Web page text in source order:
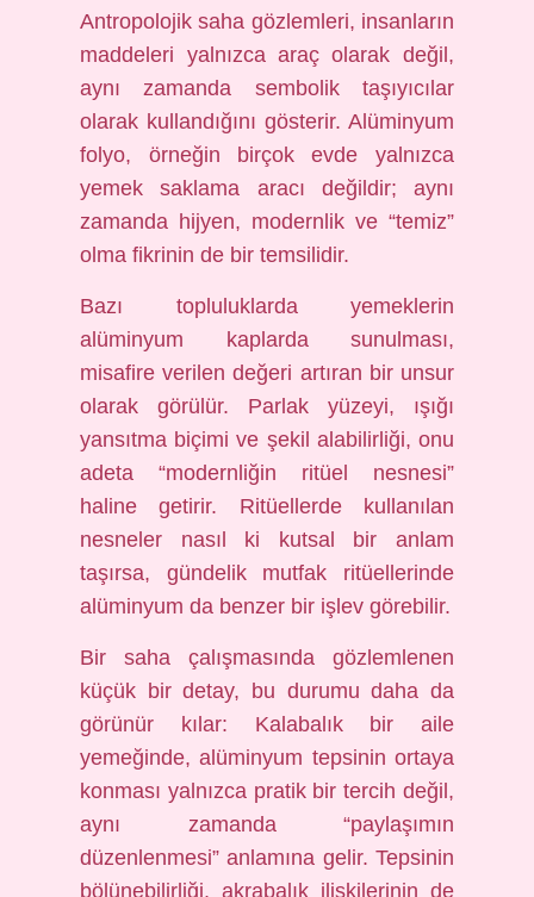
Antropolojik saha gözlemleri, insanların
maddeleri yalnızca araç olarak değil,
aynı zamanda sembolik taşıyıcılar
olarak kullandığını gösterir. Alüminyum
folyo, örneğin birçok evde yalnızca
yemek saklama aracı değildir; aynı
zamanda hijyen, modernlik ve “temiz”
olma fikrinin de bir temsilidir.
Bazı topluluklarda yemeklerin
alüminyum kaplarda sunulması,
misafire verilen değeri artıran bir unsur
olarak görülür. Parlak yüzeyi, ışığı
yansıtma biçimi ve şekil alabilirliği, onu
adeta “modernliğin ritüel nesnesi”
haline getirir. Ritüellerde kullanılan
nesneler nasıl ki kutsal bir anlam
taşırsa, gündelik mutfak ritüellerinde
alüminyum da benzer bir işlev görebilir.
Bir saha çalışmasında gözlemlenen
küçük bir detay, bu durumu daha da
görünür kılar: Kalabalık bir aile
yemeğinde, alüminyum tepsinin ortaya
konması yalnızca pratik bir tercih değil,
aynı zamanda “paylaşımın
düzenlenmesi” anlamına gelir. Tepsinin
bölünebilirliği, akrabalık ilişkilerinin de